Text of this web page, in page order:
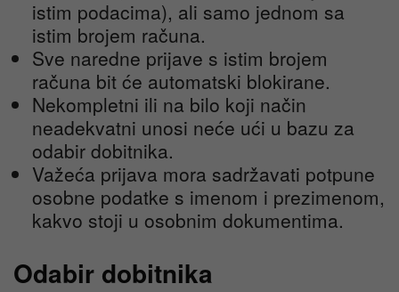
istim podacima), ali samo jednom sa
istim brojem računa.
Sve naredne prijave s istim brojem
računa bit će automatski blokirane.
Nekompletni ili na bilo koji način
neadekvatni unosi neće ući u bazu za
odabir dobitnika.
Važeća prijava mora sadržavati potpune
osobne podatke s imenom i prezimenom,
kakvo stoji u osobnim dokumentima.
Odabir dobitnika